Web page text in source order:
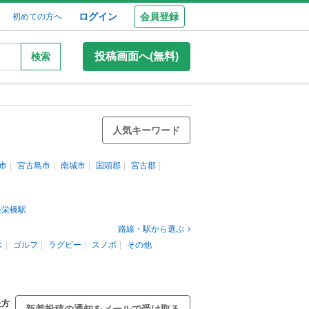
初めての方へ ログイン 会員登録
検索 投稿画面へ(無料)
人気キーワード
宮古島市 南城市 国頭郡 宮古郡
橋駅
路線・駅から選ぶ
ゴルフ ラグビー スノボ その他